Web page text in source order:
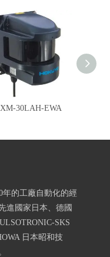
30LAH-EWA
的工廠自動化的經
進國家日本、德國
SKS
日本昭和技